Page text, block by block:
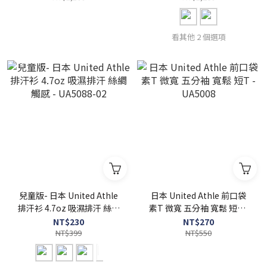
看其他 2 個選項
兒童版- 日本 United Athle
排汗衫 4.7oz 吸濕排汗 絲綢
觸感 - UA5088-02
NT$230
NT$399
日本 United Athle 前口袋
素T 微寬 五分袖 寬鬆 短T -
UA5008
NT$270
NT$550